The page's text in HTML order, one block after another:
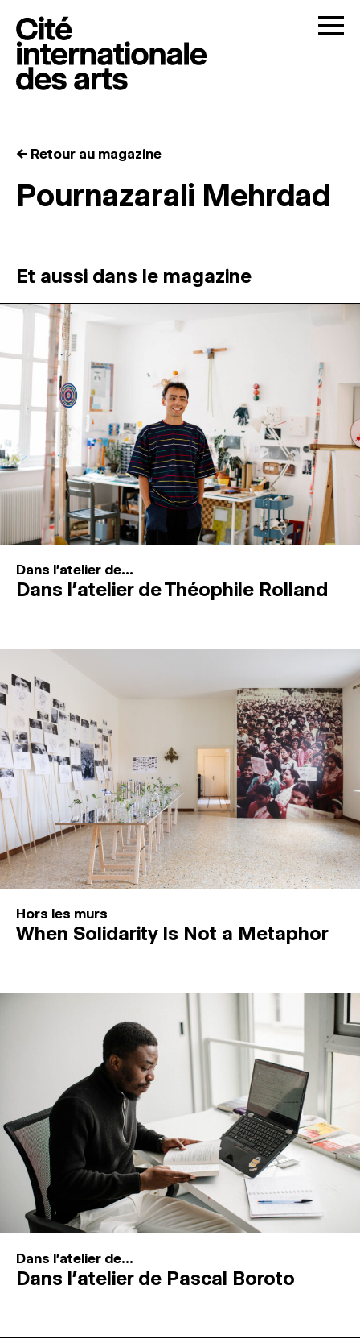
RÉSIDENCES ↓
ATELIERS OUVERTS
PROGRAMMATION
MAGAZINE
ESPACES DE PRATIQUE ARTISTIQUE ↓
Recherche
Connexion
← Retour au magazine
Pournazarali Mehrdad
Et aussi dans le magazine
Dans l'atelier de...
Dans l’atelier de Théophile Rolland
Hors les murs
When Solidarity Is Not a Metaphor
Dans l'atelier de...
Dans l’atelier de Pascal Boroto